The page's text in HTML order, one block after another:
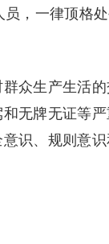
，一律顶格
众生产生活
无牌无证等
识、规则意